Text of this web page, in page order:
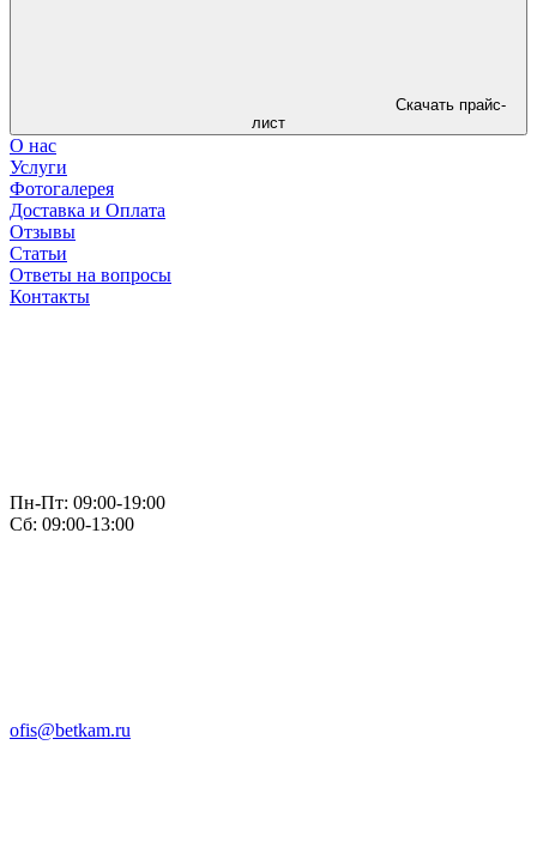
Скачать прайс-
лист
О нас
Услуги
Фотогалерея
Доставка и Оплата
Отзывы
Статьи
Ответы на вопросы
Контакты
Пн-Пт: 09:00-19:00
Сб: 09:00-13:00
ofis@betkam.ru